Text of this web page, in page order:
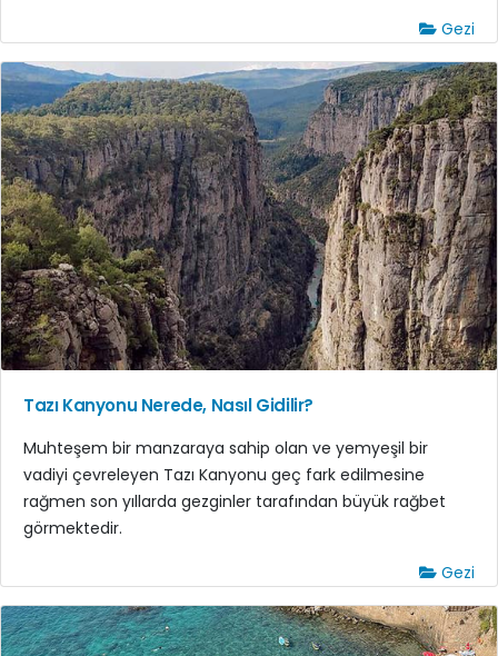
Gezi
Tazı Kanyonu Nerede, Nasıl Gidilir?
Muhteşem bir manzaraya sahip olan ve yemyeşil bir
vadiyi çevreleyen Tazı Kanyonu geç fark edilmesine
rağmen son yıllarda gezginler tarafından büyük rağbet
görmektedir.
Gezi